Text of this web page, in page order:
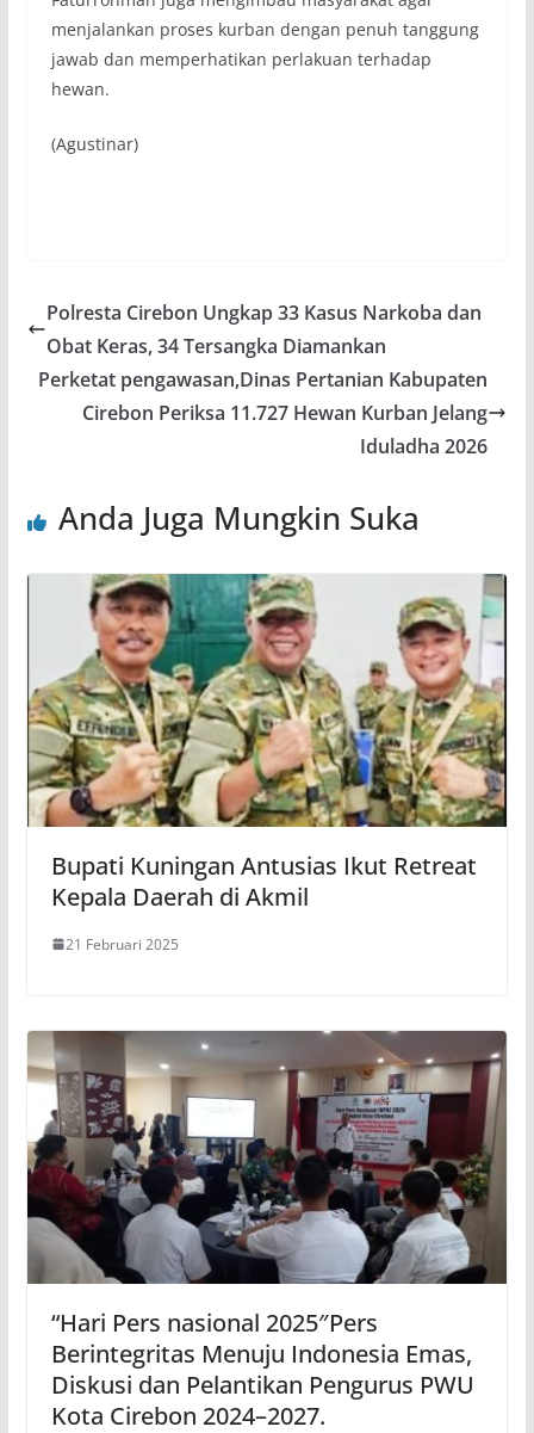
menjalankan proses kurban dengan penuh tanggung
jawab dan memperhatikan perlakuan terhadap
hewan.
(Agustinar)
Polresta Cirebon Ungkap 33 Kasus Narkoba dan
Obat Keras, 34 Tersangka Diamankan
Perketat pengawasan,Dinas Pertanian Kabupaten
Cirebon Periksa 11.727 Hewan Kurban Jelang
Iduladha 2026
Anda Juga Mungkin Suka
Bupati Kuningan Antusias Ikut Retreat
Kepala Daerah di Akmil
21 Februari 2025
“Hari Pers nasional 2025″Pers
Berintegritas Menuju Indonesia Emas,
Diskusi dan Pelantikan Pengurus PWU
Kota Cirebon 2024–2027.